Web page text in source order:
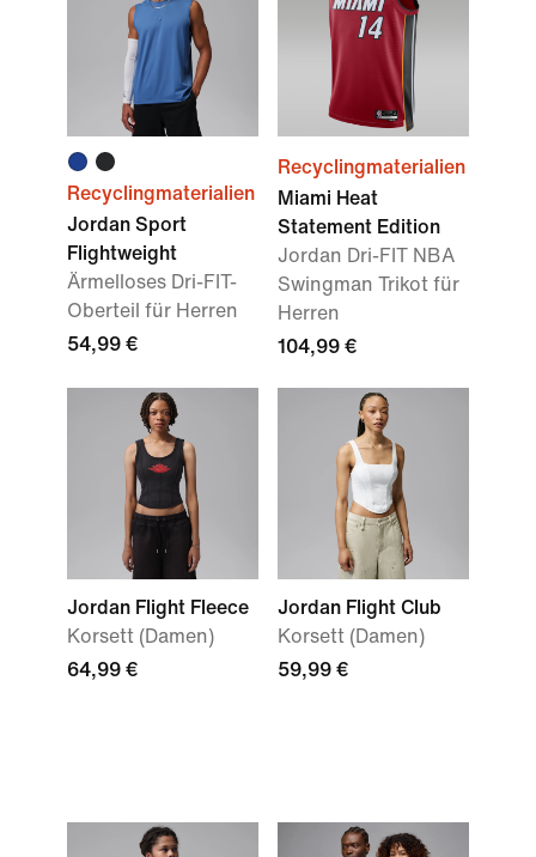
Recyclingmaterialien
Jordan Sport
Flightweight
Ärmelloses Dri-FIT-
Oberteil für Herren
54,99 €
Recyclingmaterialien
Miami Heat
Statement Edition
Jordan Dri-FIT NBA
Swingman Trikot für
Herren
104,99 €
Jordan Flight Fleece
Korsett (Damen)
64,99 €
Jordan Flight Club
Korsett (Damen)
59,99 €